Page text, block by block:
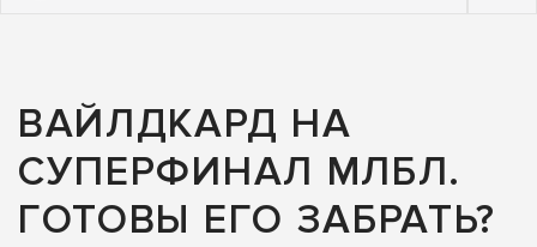
ВАЙЛДКАРД НА
СУПЕРФИНАЛ МЛБЛ.
ГОТОВЫ ЕГО ЗАБРАТЬ?